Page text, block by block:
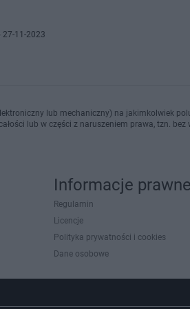
27-11-2023
lub mechaniczny) na jakimkolwiek
lub w części z naruszeniem prawa, tzn. bez
Informacje prawne
Regulamin
Licencje
Polityka prywatności i cookies
Dane osobowe